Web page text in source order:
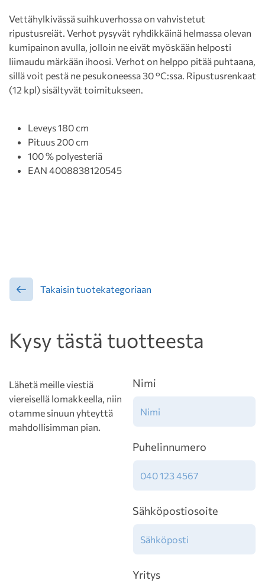
Vettähylkivässä suihkuverhossa on vahvistetut
ripustusreiät. Verhot pysyvät ryhdikkäinä helmassa olevan
kumipainon avulla, jolloin ne eivät myöskään helposti
liimaudu märkään ihoosi. Verhot on helppo pitää puhtaana,
sillä voit pestä ne pesukoneessa 30 °C:ssa. Ripustusrenkaat
(12 kpl) sisältyvät toimitukseen.
Leveys 180 cm
Pituus 200 cm
100 % polyesteriä
EAN 4008838120545
Takaisin tuotekategoriaan
Kysy tästä tuotteesta
Lähetä meille viestiä
viereisellä lomakkeella, niin
otamme sinuun yhteyttä
mahdollisimman pian.
Nimi
Puhelinnumero
Sähköpostiosoite
Yritys